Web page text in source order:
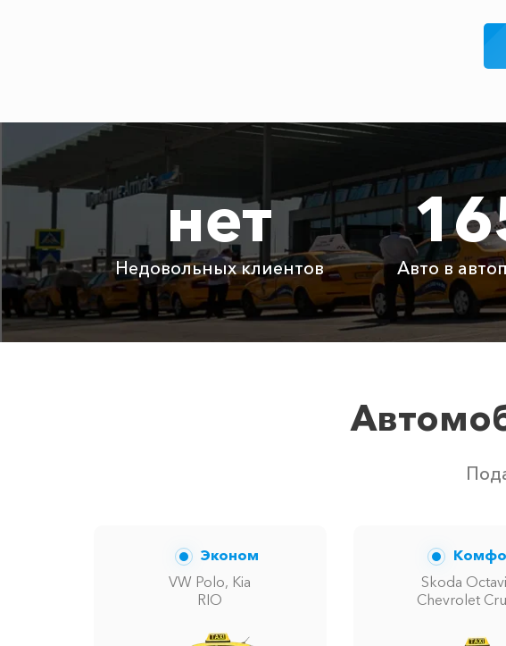
Капсель ⇆ Роза Хутор
Капсель ⇆ Лермонтово
Капсель ⇆ Хоста 3045 ₽
Детское автокресло Бесплатно
Ожидание машины Бесплатно
нет
Недовольных клиентов Авто в
Эконом
VW Polo, Kia
RIO
Skoda
Chevrolet